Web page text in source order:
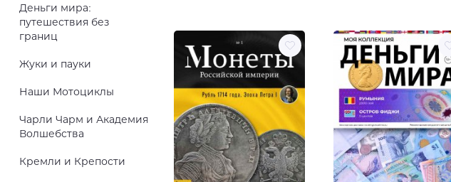
Деньги мира:
путешествия без
границ
Жуки и пауки
Наши Мотоциклы
Чарли Чарм и Академия
Волшебства
Кремли и Крепости